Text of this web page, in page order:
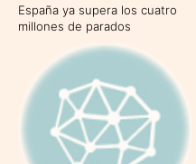
España ya supera los cuatro
millones de parados